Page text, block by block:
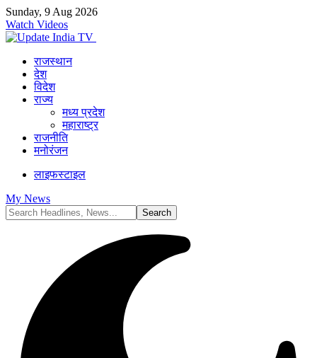
Sunday, 9 Aug 2026
Watch Videos
राजस्थान
देश
विदेश
राज्य
मध्य प्रदेश
महाराष्ट्र
राजनीति
मनोरंजन
लाइफस्टाइल
My News